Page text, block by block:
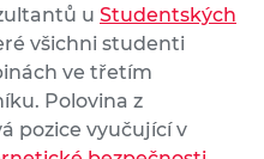
u Studentských
všichni studenti
ve třetím
Polovina z
pozice vyučující v